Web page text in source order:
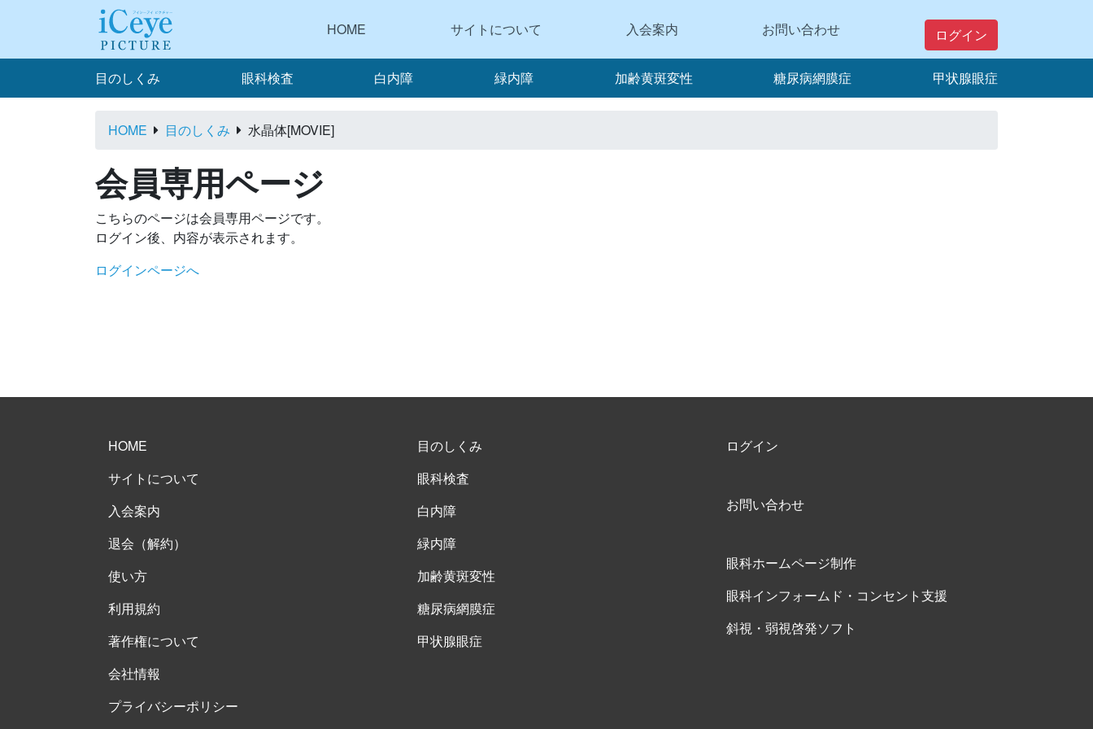
HOME サイトについて 入会案内 お問い合わせ ログイン
目のしくみ 眼科検査 白内障 緑内障 加齢黄斑変性 糖尿病網膜症 甲状腺眼症
HOME 目のしくみ 水晶体[MOVIE]
会員専用ページ
こちらのページは会員専用ページです。
ログイン後、内容が表示されます。
ログインページへ
HOME
サイトについて
入会案内
退会（解約）
使い方
利用規約
著作権について
会社情報
プライバシーポリシー
目のしくみ
眼科検査
白内障
緑内障
加齢黄斑変性
糖尿病網膜症
甲状腺眼症
ログイン
お問い合わせ
眼科ホームページ制作
眼科インフォームド・コンセント支援
斜視・弱視啓発ソフト